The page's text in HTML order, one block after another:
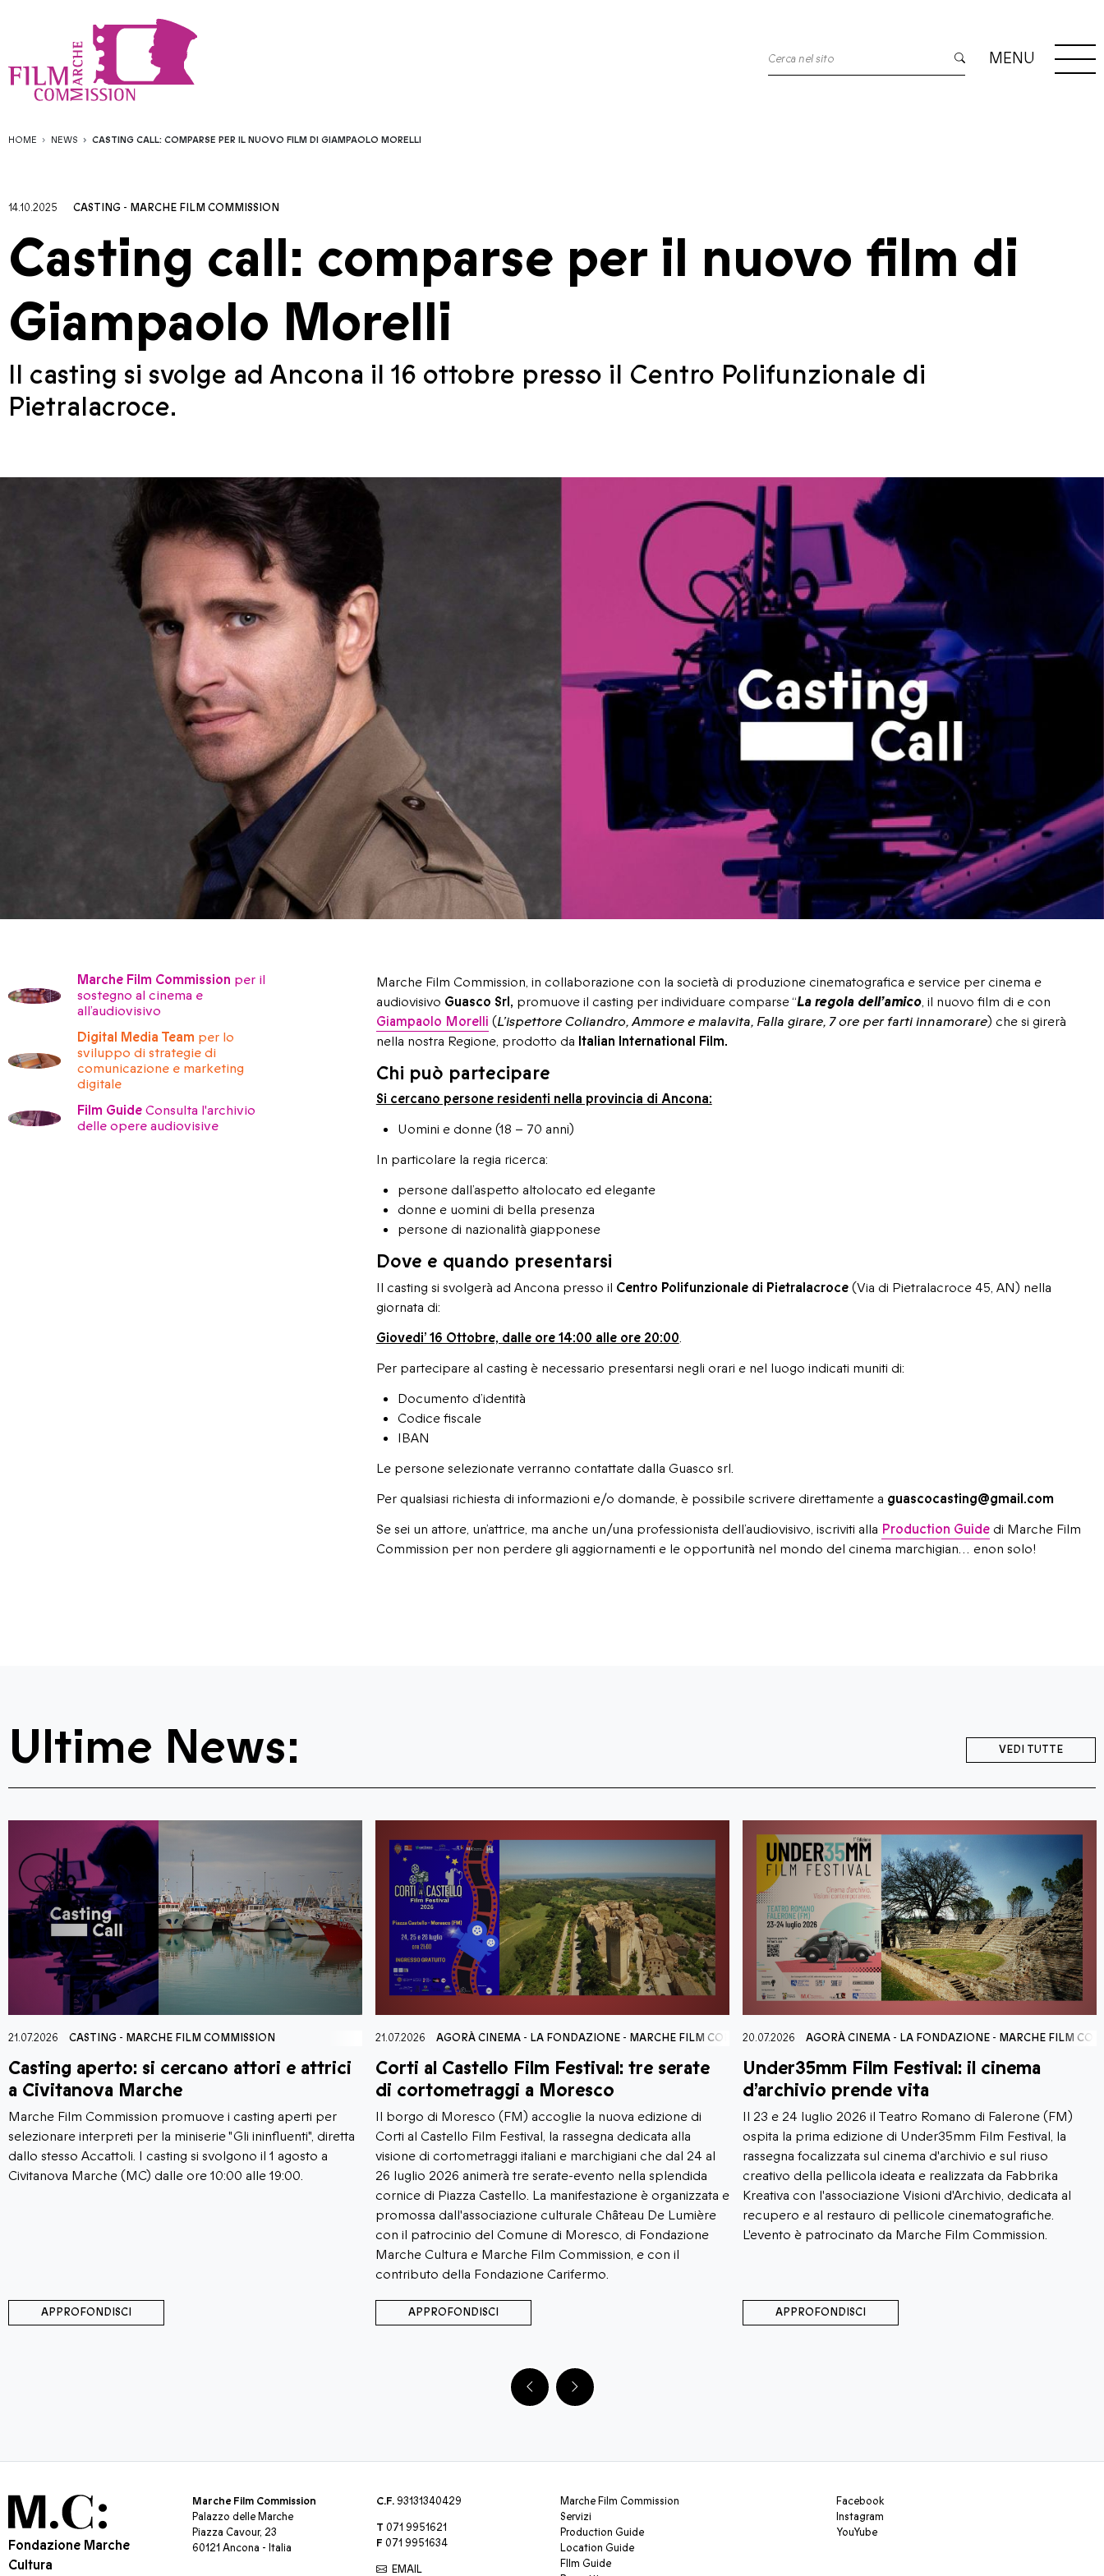
MENU
HOME NEWS CASTING CALL: COMPARSE PER IL NUOVO FILM DI GIAMPAOLO MORELLI
14.10.2025 CASTING - MARCHE FILM COMMISSION
Casting call: comparse per il nuovo film di
Giampaolo Morelli
Il casting si svolge ad Ancona il 16 ottobre presso il Centro Polifunzionale di
Pietralacroce.
Marche Film Commission, in collaborazione con la società di produzione cinematografica e service per cinema e
audiovisivo Guasco Srl, promuove il casting per individuare comparse “La regola dell’amico, il nuovo film di e con
Giampaolo Morelli (L’ispettore Coliandro, Ammore e malavita, Falla girare, 7 ore per farti innamorare) che si girerà
nella nostra Regione, prodotto da Italian International Film.
Chi può partecipare
Si cercano persone residenti nella provincia di Ancona:
Uomini e donne (18 – 70 anni)
In particolare la regia ricerca:
persone dall’aspetto altolocato ed elegante
donne e uomini di bella presenza
persone di nazionalità giapponese
Dove e quando presentarsi
Il casting si svolgerà ad Ancona presso il Centro Polifunzionale di Pietralacroce(Via di Pietralacroce 45, AN) nella
giornata di:
Giovedi’ 16 Ottobre, dalle ore 14:00 alle ore 20:00.
Per partecipare al casting è necessario presentarsi negli orari e nel luogo indicati muniti di:
Documento d’identità
Codice fiscale
IBAN
Le persone selezionate verranno contattate dalla Guasco srl.
Per qualsiasi richiesta di informazioni e/o domande, è possibile scrivere direttamente a guascocasting@gmail.com
Se sei un attore, un’attrice, ma anche un/una professionista dell’audiovisivo, iscriviti alla Production Guidedi Marche Film
Commission per non perdere gli aggiornamenti e le opportunità nel mondo del cinema marchigian… enon solo!
Marche Film Commission per il
sostegno al cinema e
all’audiovisivo
Digital Media Team per lo
sviluppo di strategie di
comunicazione e marketing
digitale
Film GuideConsulta l'archivio
delle opere audiovisive
Ultime News: VEDI TUTTE
e attrici
per
diretta
a
21.07.2026 AGORÀ CINEMA-LA FONDAZIONE MARCHE FILM COMMISSION
Corti al Castello Film Festival: tre serate
di cortometraggi a Moresco
Il borgo di Moresco (FM) accoglie la nuova edizione di
Corti al Castello Film Festival, la rassegna dedicata alla
visione di cortometraggi italiani e marchigiani che dal 24 al
26 luglio 2026 animerà tre serate-evento nella splendida
cornice di Piazza Castello. La manifestazione è organizzata e
promossa dall'associazione culturale Château De Lumière
con il patrocinio del Comune di Moresco, di Fondazione
Marche Cultura e Marche Film Commission, e con il
APPROFONDISCI
20.07.2026 AGORÀ CINEMA-LA FONDAZIONE-MARCHE FILM COMMISSION
Under35mm Film Festival: il cinema
d’archivio prende vita
Il 23 e 24 luglio 2026 il Teatro Romano di Falerone (FM)
ospita la prima edizione di Under35mm Film Festival, la
rassegna focalizzata sul cinema d'archivio e sul riuso
creativo della pellicola ideata e realizzata da Fabbrika
Kreativa con l'associazione Visioni d'Archivio, dedicata al
recupero e al restauro di pellicole cinematografiche.
L'evento è patrocinato da Marche Film Commission.
APPROFONDISCI
15.07.2026 AGORÀ CINEMA-MARCHE FILM
Monte Giberto ospita
all’aperto”
Inizia il 17 luglio la rassegna di cinema
Giberto (FM), realizzata con il patrocinio di
Commission. L'appuntamento si inserisce nel
delle attività volte alla diffusione della cultura
cinematografica e alla valorizzazione del
attraverso il mezzo audiovisivo.
APPROFONDISCI
Fondazione Marche
Cultura
Marche Film Commission
Palazzo delle Marche
Piazza Cavour, 23
60121 Ancona - Italia
C.F.93131340429
T 071 9951621
F 071 9951634
EMAIL
Marche Film Commission
Servizi
Production Guide
Location Guide
FIlm Guide
Facebook
Instagram
YouYube